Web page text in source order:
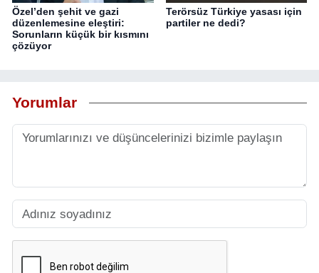
Özel’den şehit ve gazi
düzenlemesine eleştiri:
Sorunların küçük bir kısmını
çözüyor
Terörsüz Türkiye yasası için
partiler ne dedi?
Yorumlar